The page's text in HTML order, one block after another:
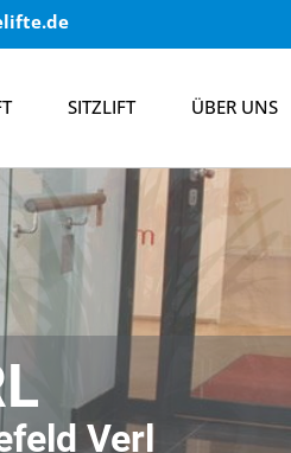
SITZLIFT ÜBER UNS
Verl